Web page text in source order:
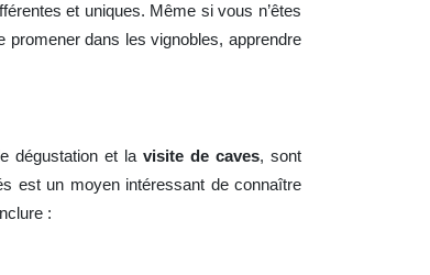
et uniques. Même si vous n’êtes
dans les vignobles, apprendre
dégustation et la visite de caves, sont
est un moyen intéressant de connaître
: